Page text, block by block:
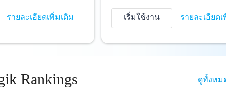
รายละเอียดเพิ่มเติม เริ่มใช้งาน รายละเอียด
Rankings ดูทั้งหม